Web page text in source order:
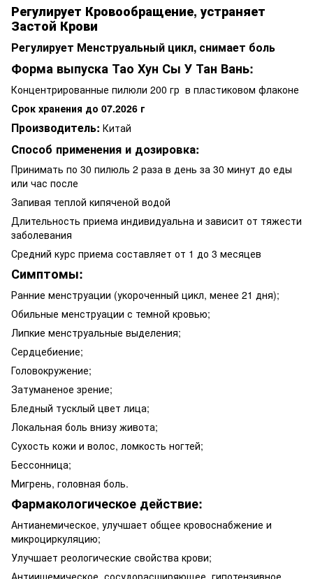
Регулирует Кровообращение, устраняет
Застой Крови
Регулирует Менструальный цикл, снимает боль
Форма выпуска Тао Хун Сы У Тан Вань:
Концентрированные пилюли 200 гр в пластиковом флаконе
Срок хранения до 07.2026 г
Производитель: Китай
Способ применения и дозировка:
Принимать по 30 пилюль 2 раза в день за 30 минут до еды
или час после
Запивая теплой кипяченой водой
Длительность приема индивидуальна и зависит от тяжести
заболевания
Средний курс приема составляет от 1 до 3 месяцев
Симптомы:
Ранние менструации (укороченный цикл, менее 21 дня);
Обильные менструации с темной кровью;
Липкие менструальные выделения;
Сердцебиение;
Головокружение;
Затуманеное зрение;
Бледный тусклый цвет лица;
Локальная боль внизу живота;
Сухость кожи и волос, ломкость ногтей;
Бессонница;
Мигрень, головная боль.
Фармакологическое действие:
Антианемическое, улучшает общее кровоснабжение и
микроциркуляцию;
Улучшает реологические свойства крови;